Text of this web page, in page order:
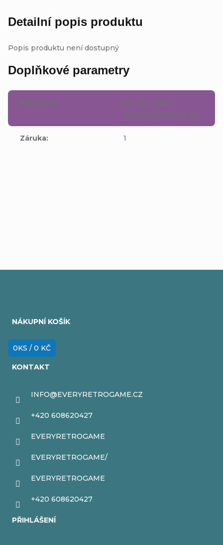
Detailní popis produktu
Popis produktu není dostupný
Doplňkové parametry
Kategorie:
Hry GameBoy
Advance/Advance SP
Záruka: 1
NÁKUPNÍ KOŠÍK
0KS / 0 KČ
KONTAKT
INFO@EVERYRETROGAME.CZ
+420 608620427
EVERYRETROGAME
EVERYRETROGAME/
EVERYRETROGAME
+420 608620427
PŘIHLÁŠENÍ